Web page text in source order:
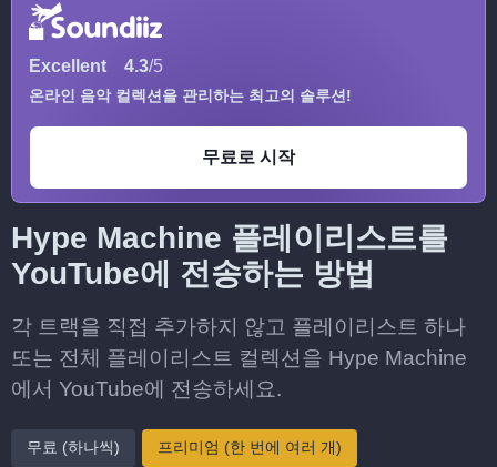
Excellent 4.3/5
온라인 음악 컬렉션을 관리하는 최고의 솔루션!
무료로 시작
Hype Machine 플레이리스트를
YouTube에 전송하는 방법
각 트랙을 직접 추가하지 않고 플레이리스트 하나
또는 전체 플레이리스트 컬렉션을 Hype Machine
에서 YouTube에 전송하세요.
무료 (하나씩) 프리미엄 (한 번에 여러 개)